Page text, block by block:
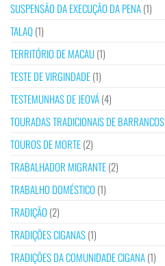
SUSPENSÃO DA EXECUÇÃO DA PENA(1)
TALAQ(1)
TERRITÓRIO DE MACAU(1)
TESTE DE VIRGINDADE(1)
TESTEMUNHAS DE JEOVÁ(4)
TOURADAS TRADICIONAIS DE BARRANCOS
TOUROS DE MORTE(2)
TRABALHADOR MIGRANTE(2)
TRABALHO DOMÉSTICO (1)
TRADIÇÃO (2)
TRADIÇÕES CIGANAS(1)
TRADIÇÕES DA COMUNIDADE CIGANA(1)